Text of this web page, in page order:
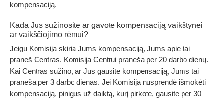
kompensaciją.
Kada Jūs sužinosite ar gavote kompensaciją vaikštynei
ar vaikščiojimo rėmui?
Jeigu Komisija skiria Jums kompensaciją, Jums apie tai
praneš Centras. Komisija Centrui praneša per 20 darbo dienų.
Kai Centras sužino, ar Jūs gausite kompensaciją, Jums tai
praneša per 3 darbo dienas. Jei Komisija nusprendė išmokėti
kompensaciją, pinigus už daiktą, kurį pirkote, gausite per 30